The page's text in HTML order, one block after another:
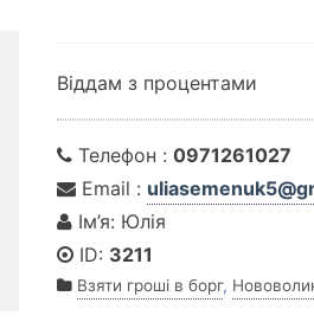
Віддам з процентами
Телефон : 0971261027
Email :
Ім’я: Юлія
ID: 3211
Взяти гроші в борг,